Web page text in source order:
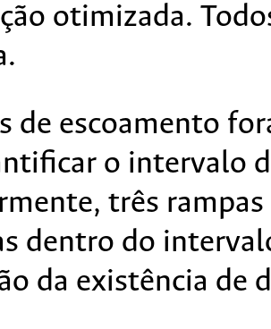
otimizada.
de escoamento
o intervalo
três
dentro do
da existência de